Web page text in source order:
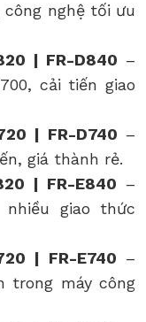
nghệ tối ưu
| FR-D840 –
cải tiến giao
| FR-D740 –
giá thành rẻ.
| FR-E840 –
giao thức
| FR-E740 –
trong máy công